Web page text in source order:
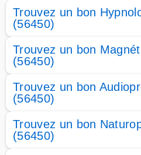
Trouvez un bon
(56450)
Trouvez un bon
(56450)
Trouvez un bon
(56450)
Trouvez un bon
(56450)